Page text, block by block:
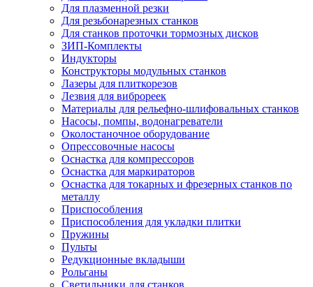
Для плазменной резки
Для резьбонарезных станков
Для станков проточки тормозных дисков
ЗИП-Комплекты
Индукторы
Конструкторы модульных станков
Лазеры для плиткорезов
Лезвия для виброреек
Материалы для рельефно-шлифовальных станков
Насосы, помпы, водонагреватели
Околостаночное оборудование
Опрессовочные насосы
Оснастка для компрессоров
Оснастка для маркираторов
Оснастка для токарных и фрезерных станков по
металлу
Приспособления
Приспособления для укладки плитки
Пружины
Пульты
Редукционные вкладыши
Рольганы
Светильники для станков